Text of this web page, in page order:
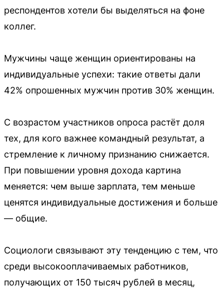
респондентов хотели бы выделяться на фоне
коллег.
Мужчины чаще женщин ориентированы на
индивидуальные успехи: такие ответы дали
42% опрошенных мужчин против 30% женщин.
С возрастом участников опроса растёт доля
тех, для кого важнее командный результат, а
стремление к личному признанию снижается.
При повышении уровня дохода картина
меняется: чем выше зарплата, тем меньше
ценятся индивидуальные достижения и больше
— общие.
Социологи связывают эту тенденцию с тем, что
среди высокооплачиваемых работников,
получающих от 150 тысяч рублей в месяц,